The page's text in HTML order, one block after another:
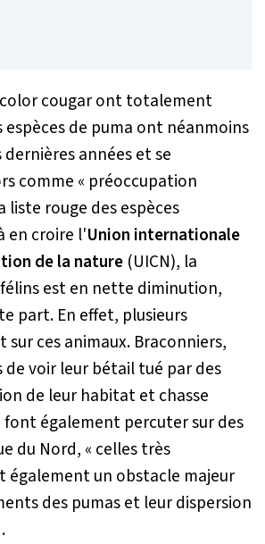
cougar ont totalement
de puma ont néanmoins
années et se
comme « préoccupation
liste rouge des espèces
en croire l'Union internationale
de la nature (UICN), la
est en nette diminution,
part. En effet, plusieurs
sur ces animaux. Braconniers,
de voir leur bétail tué par des
de leur habitat et chasse
font également percuter sur des
du Nord, « celles très
également un obstacle majeur
des pumas et leur dispersion